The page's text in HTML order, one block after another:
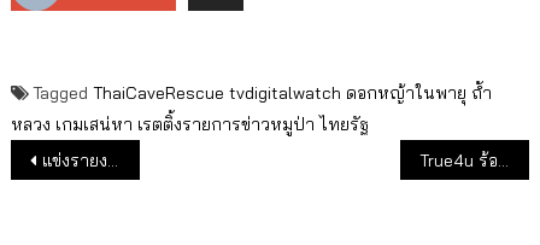
Tagged ThaiCaveRescue tvdigitalwatch ดอกหญ้าในพายุ ถ้ำ
หลวง เกมเสน่หา เรตติ้งรายการข่าวหมูป่า ไทยรัฐ
แนะแนวเรื่อง
แข่งรายงานข่าวไม่พอ ต้องกราฟิกเสมือนจริง ดันเรตติ้งไทยรัฐทีวีขึ้นต่อเนื่อง True4u ร้องกสทช.ห้าม AIS Play และ AIS Play Box ออกอากาศช่อง True4U ทั้งช่อง